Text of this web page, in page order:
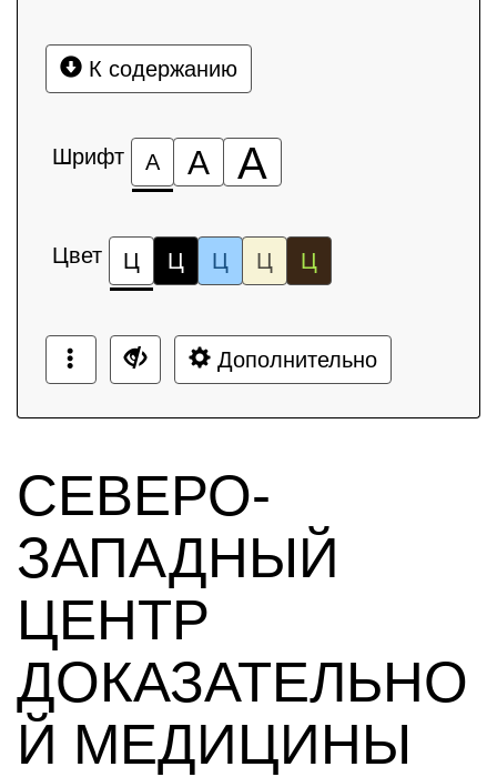
К содержанию
Шрифт А А А
Цвет Ц Ц Ц Ц Ц
Дополнительно
СЕВЕРО-
ЗАПАДНЫЙ
ЦЕНТР
ДОКАЗАТЕЛЬНО
Й МЕДИЦИНЫ